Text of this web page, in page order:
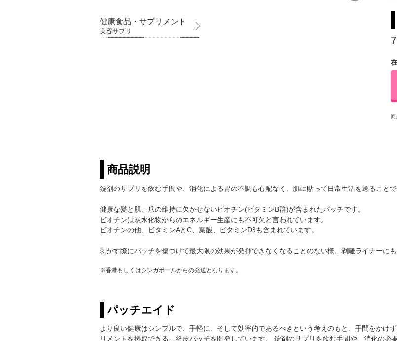
健康食品・サプリメント
美容サプリ
商
商品説明
錠剤のサプリを飲む手間や、消化による胃の不調も心配なく、肌に貼って日常生活を送ること
健康な髪と肌、爪の維持に欠かせないビオチン(ビタミンB群)が含まれたパッチです。
ビオチンは炭水化物からのエネルギー生産にも不可欠と言われています。
ビオチンの他、ビタミンAとC、葉酸、ビタミンD3も含まれています。
剥がす際にパッチを傷つけて最大限の効果が発揮できなくなることのない様、剥離ライナーにも
※香港もしくはシンガポールからの発送となります。
パッチエイド
より良い健康はシンプルで、手軽に、そして効率的であるべきという考えのもと、手間をかけ
リメントを摂取できる、経皮パッチを開発しています。 錠剤のサプリを飲む手間や、消化の